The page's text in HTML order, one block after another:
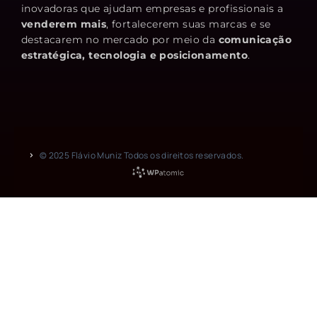
inovadoras que ajudam empresas e profissionais a
venderem mais, fortalecerem suas marcas e se
destacarem no mercado por meio da comunicação
estratégica, tecnologia e posicionamento.
© 2025 Flávio Muniz Todos os direitos reservados.